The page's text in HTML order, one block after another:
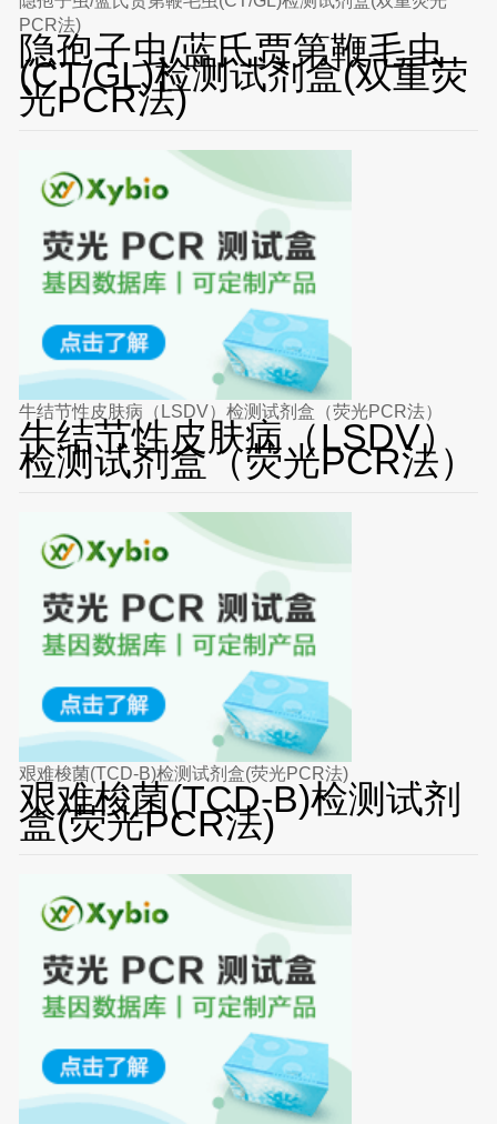
PCR法)
隐孢子虫/蓝氏贾第鞭毛虫
(CT/GL)检测试剂盒(双重荧
光PCR法)
牛结节性皮肤病（LSDV）检测试剂盒（荧光PCR法）
牛结节性皮肤病（LSDV）
检测试剂盒（荧光PCR法）
艰难梭菌(TCD-B)检测试剂盒(荧光PCR法)
艰难梭菌(TCD-B)检测试剂
盒(荧光PCR法)